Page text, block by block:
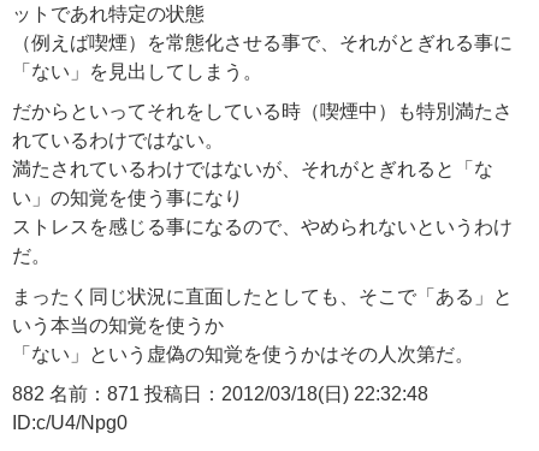
ットであれ特定の状態
（例えば喫煙）を常態化させる事で、それがとぎれる事に
「ない」を見出してしまう。
だからといってそれをしている時（喫煙中）も特別満たさ
れているわけではない。
満たされているわけではないが、それがとぎれると「な
い」の知覚を使う事になり
ストレスを感じる事になるので、やめられないというわけ
だ。
まったく同じ状況に直面したとしても、そこで「ある」と
いう本当の知覚を使うか
「ない」という虚偽の知覚を使うかはその人次第だ。
882 名前：871 投稿日：2012/03/18(日) 22:32:48
ID:c/U4/Npg0